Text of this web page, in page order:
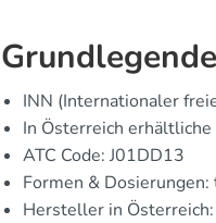
INN (Internationaler
In Österreich
ATC Code: J01DD13
Formen &
Hersteller in Österreich: